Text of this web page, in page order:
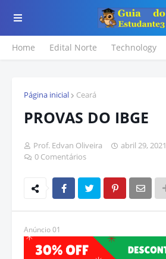
Home Edital Norte Technology
Página inicial Ceará
PROVAS DO IBGE
Prof. Edvan Oliveira
abril 29, 2021
0 Comentários
Anúncio 01